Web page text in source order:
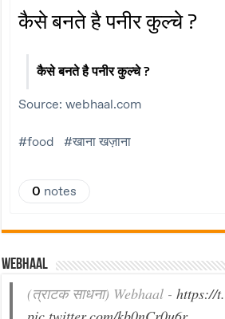
Webhaal
(त्राटक साधना) Webhaal -https://